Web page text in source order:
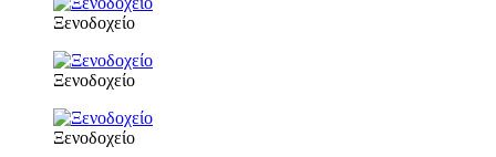
Ξενοδοχείο
Ξενοδοχείο
Ξενοδοχείο